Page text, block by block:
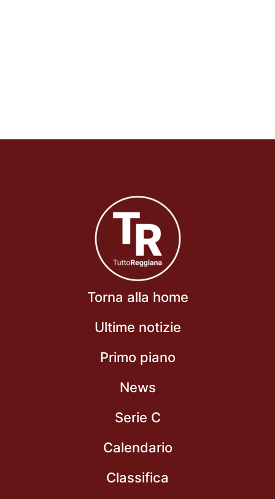
Torna alla home
Ultime notizie
Primo piano
News
Serie C
Calendario
Classifica